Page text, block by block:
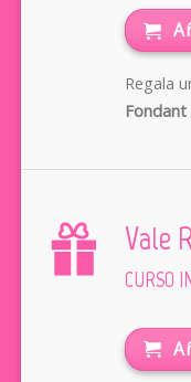
Regala
Fondant
Vale
CURSO